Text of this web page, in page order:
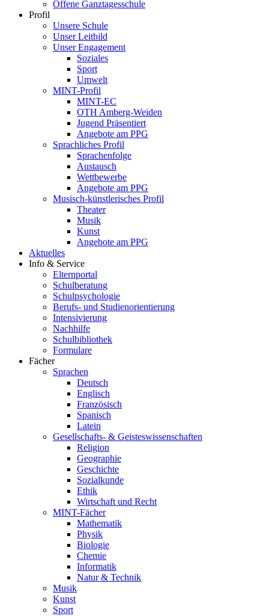
Offene Ganztagesschule
Profil
Unsere Schule
Unser Leitbild
Unser Engagement
Soziales
Sport
Umwelt
MINT-Profil
MINT-EC
OTH Amberg-Weiden
Jugend Präsentiert
Angebote am PPG
Sprachliches Profil
Sprachenfolge
Austausch
Wettbewerbe
Angebote am PPG
Musisch-künstlerisches Profil
Theater
Musik
Kunst
Angebote am PPG
Aktuelles
Info & Service
Elternportal
Schulberatung
Schulpsychologie
Berufs- und Studienorientierung
Intensivierung
Nachhilfe
Schulbibliothek
Formulare
Fächer
Sprachen
Deutsch
Englisch
Französisch
Spanisch
Latein
Gesellschafts- & Geisteswissenschaften
Religion
Geographie
Geschichte
Sozialkunde
Ethik
Wirtschaft und Recht
MINT-Fächer
Mathematik
Physik
Biologie
Chemie
Informatik
Natur & Technik
Musik
Kunst
Sport